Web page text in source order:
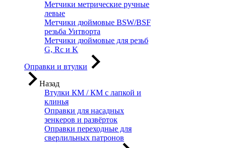
Метчики метрические ручные
левые
Метчики дюймовые BSW/BSF
резьба Уитворта
Метчики дюймовые для резьб
G, Rc и K
Оправки и втулки
Назад
Втулки КМ / КМ с лапкой и
клинья
Оправки для насадных
зенкеров и развёрток
Оправки переходные для
сверлильных патронов